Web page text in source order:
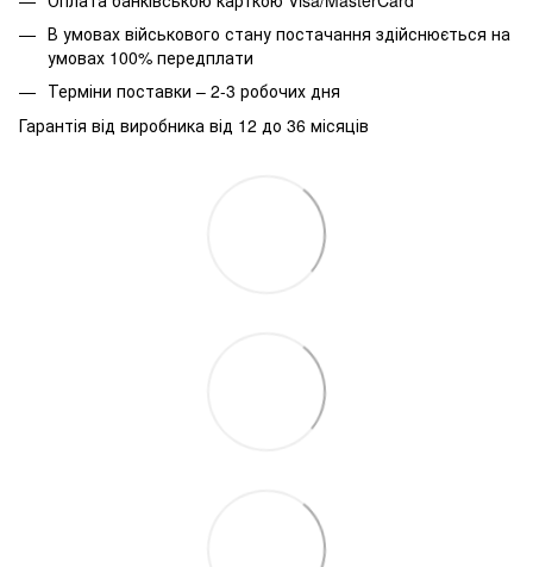
В умовах військового стану постачання здійснюється на
умовах 100% передплати
Терміни поставки – 2-3 робочих дня
Гарантія від виробника від 12 до 36 місяців